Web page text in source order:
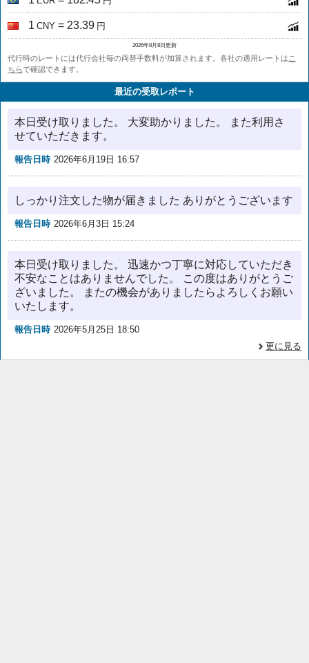
1 CNY = 23.39 円
2026年8月8日更新
代行時のレートには代行会社毎の両替手数料が加算されます。各社の適用レートは こ
ちらで確認できます。
最近の受取レポート
本日受け取りました。 大変助かりました。 また利用さ
せていただきます。
報告日時 2026年6月19日 16:57
しっかり注文した物が届きました ありがとうございます
報告日時 2026年6月3日 15:24
本日受け取りました。 迅速かつ丁寧に対応していただき
不安なことはありませんでした。 この度はありがとうご
ざいました。 またの機会がありましたらよろしくお願い
いたします。
報告日時 2026年5月25日 18:50
更に見る